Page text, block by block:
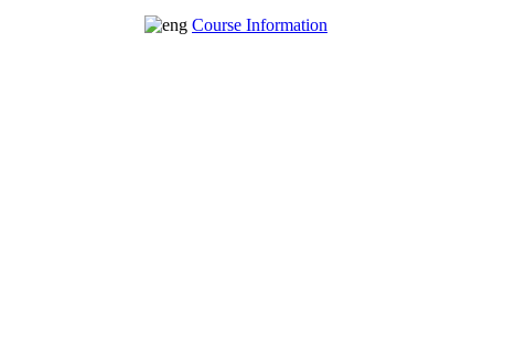
Course Information